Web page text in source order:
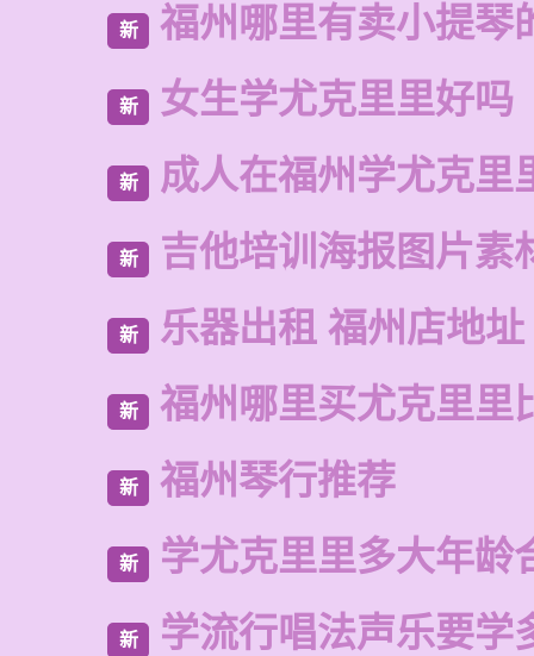
新 福州哪里有卖小提琴
新 女生学尤克里里好吗
新 成人在福州学尤克里
新 吉他培训海报图片素
新 乐器出租 福州店地址
新 福州哪里买尤克里里
新 福州琴行推荐
新 学尤克里里多大年龄
新 学流行唱法声乐要学